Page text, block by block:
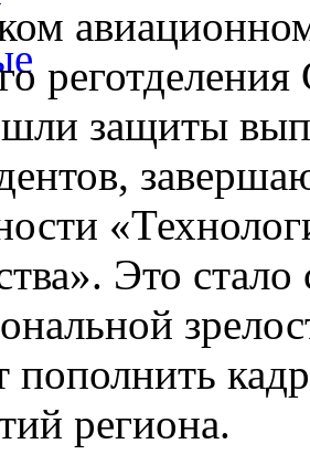
защиты
Это
пополнить
региона.